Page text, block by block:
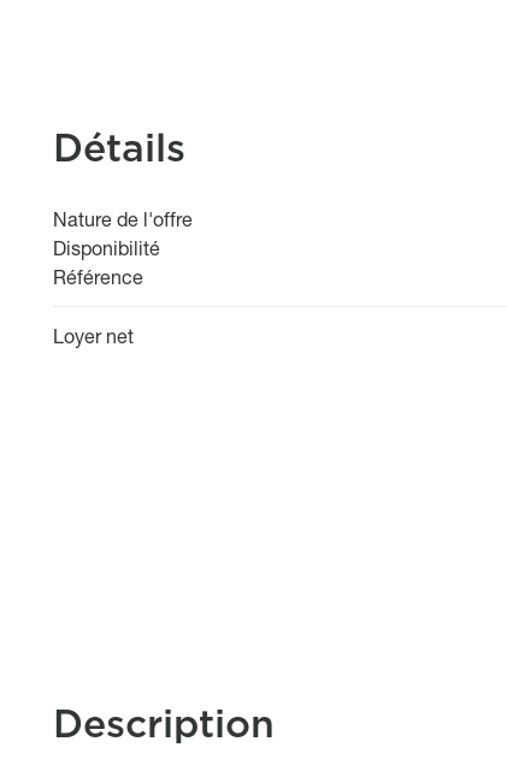
Détails
Nature de l'offre
Disponibilité
Référence
Loyer net
Description